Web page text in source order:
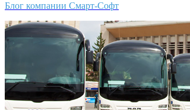
Блог компании Смарт-Софт